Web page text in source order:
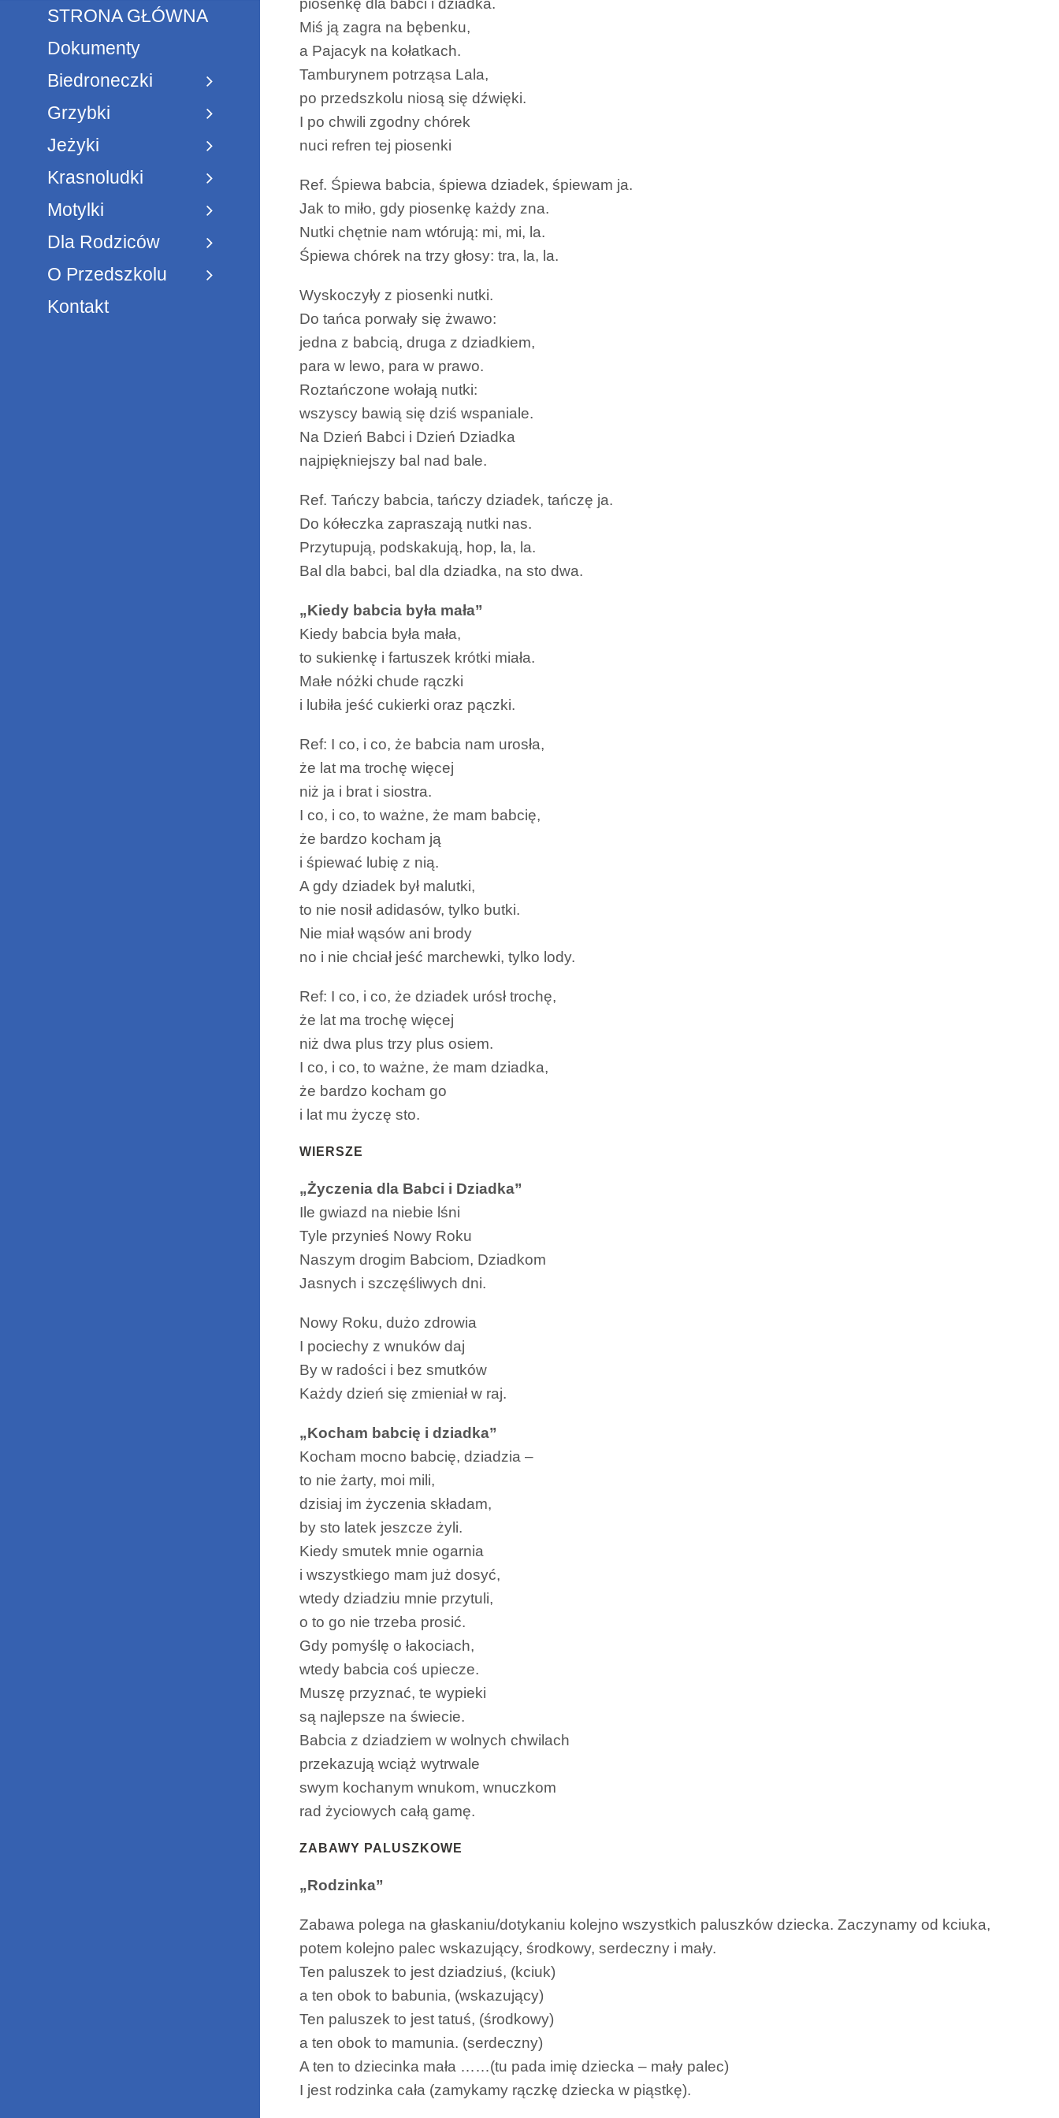
STRONA GŁÓWNA
Dokumenty
Biedroneczki
Grzybki
Jeżyki
Krasnoludki
Motylki
Dla Rodziców
O Przedszkolu
Kontakt
piosenkę dla babci i dziadka.
Miś ją zagra na bębenku,
a Pajacyk na kołatkach.
Tamburynem potrząsa Lala,
po przedszkolu niosą się dźwięki.
I po chwili zgodny chórek
nuci refren tej piosenki
Ref. Śpiewa babcia, śpiewa dziadek, śpiewam ja.
Jak to miło, gdy piosenkę każdy zna.
Nutki chętnie nam wtórują: mi, mi, la.
Śpiewa chórek na trzy głosy: tra, la, la.
Wyskoczyły z piosenki nutki.
Do tańca porwały się żwawo:
jedna z babcią, druga z dziadkiem,
para w lewo, para w prawo.
Roztańczone wołają nutki:
wszyscy bawią się dziś wspaniale.
Na Dzień Babci i Dzień Dziadka
najpiękniejszy bal nad bale.
Ref. Tańczy babcia, tańczy dziadek, tańczę ja.
Do kółeczka zapraszają nutki nas.
Przytupują, podskakują, hop, la, la.
Bal dla babci, bal dla dziadka, na sto dwa.
„Kiedy babcia była mała”
Kiedy babcia była mała,
to sukienkę i fartuszek krótki miała.
Małe nóżki chude rączki
i lubiła jeść cukierki oraz pączki.
Ref: I co, i co, że babcia nam urosła,
że lat ma trochę więcej
niż ja i brat i siostra.
I co, i co, to ważne, że mam babcię,
że bardzo kocham ją
i śpiewać lubię z nią.
A gdy dziadek był malutki,
to nie nosił adidasów, tylko butki.
Nie miał wąsów ani brody
no i nie chciał jeść marchewki, tylko lody.
Ref: I co, i co, że dziadek urósł trochę,
że lat ma trochę więcej
niż dwa plus trzy plus osiem.
I co, i co, to ważne, że mam dziadka,
że bardzo kocham go
i lat mu życzę sto.
WIERSZE
„Życzenia dla Babci i Dziadka”
Ile gwiazd na niebie lśni
Tyle przynieś Nowy Roku
Naszym drogim Babciom, Dziadkom
Jasnych i szczęśliwych dni.
Nowy Roku, dużo zdrowia
I pociechy z wnuków daj
By w radości i bez smutków
Każdy dzień się zmieniał w raj.
„Kocham babcię i dziadka”
Kocham mocno babcię, dziadzia –
to nie żarty, moi mili,
dzisiaj im życzenia składam,
by sto latek jeszcze żyli.
Kiedy smutek mnie ogarnia
i wszystkiego mam już dosyć,
wtedy dziadziu mnie przytuli,
o to go nie trzeba prosić.
Gdy pomyślę o łakociach,
wtedy babcia coś upiecze.
Muszę przyznać, te wypieki
są najlepsze na świecie.
Babcia z dziadziem w wolnych chwilach
przekazują wciąż wytrwale
swym kochanym wnukom, wnuczkom
rad życiowych całą gamę.
ZABAWY PALUSZKOWE
„Rodzinka”
Zabawa polega na głaskaniu/dotykaniu kolejno wszystkich paluszków dziecka. Zaczynamy od kciuka,
potem kolejno palec wskazujący, środkowy, serdeczny i mały.
Ten paluszek to jest dziadziuś, (kciuk)
a ten obok to babunia, (wskazujący)
Ten paluszek to jest tatuś, (środkowy)
a ten obok to mamunia. (serdeczny)
A ten to dziecinka mała ……(tu pada imię dziecka – mały palec)
I jest rodzinka cała (zamykamy rączkę dziecka w piąstkę).